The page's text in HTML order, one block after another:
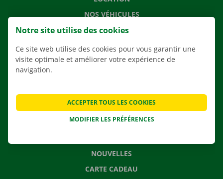
NOS VÉHICULES
NOS SERVICES
AGENCES
APPLI
CONTACTEZ NOUS
NOUVELLES
CARTE CADEAU
Notre site utilise des cookies
Ce site web utilise des cookies pour vous garantir une
visite optimale et améliorer votre expérience de
navigation.
MODIFIER LES PRÉFÉRENCES
ACCEPTER TOUS LES COOKIES